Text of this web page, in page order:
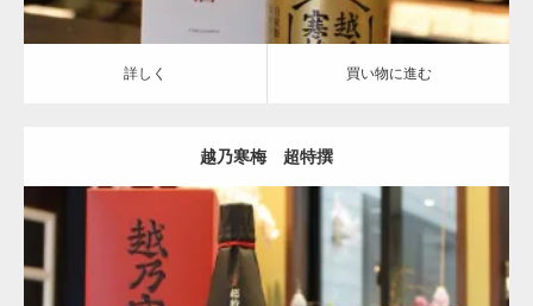
詳しく 買い物に進む
越乃寒梅 超特撰